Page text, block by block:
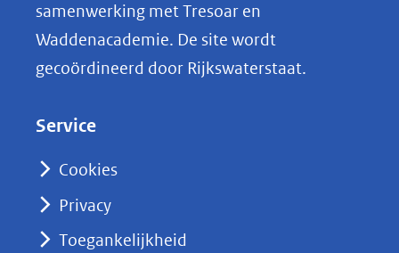
k
e
nieuw
samenwerking met Tresoar en
Waddenacademie. De site wordt
gecoördineerd door Rijkswaterstaat.
Service
Cookies
Privacy
Toegankelijkheid